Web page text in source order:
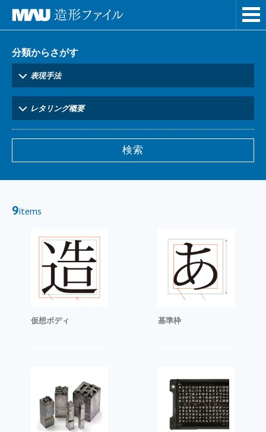
分類からさがす
表現手法
レタリング概要
9items
仮想ボディ 基準枠